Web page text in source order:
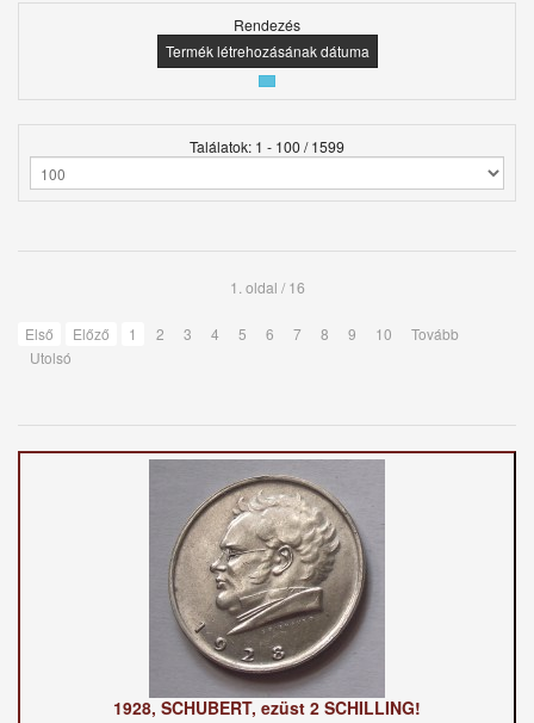
Rendezés
Termék létrehozásának dátuma
Találatok: 1 - 100 / 1599
1. oldal / 16
Első Előző 1 2 3 4 5 6 7 8 9 10
Tovább
Utolsó
1928, SCHUBERT, ezüst 2 SCHILLING!